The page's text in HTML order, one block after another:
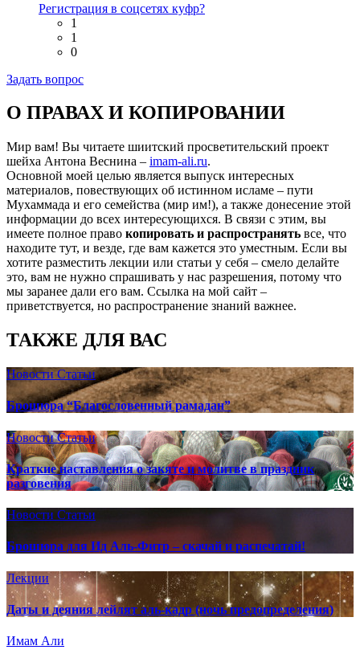
Регистрация в соцсетях куфр?
1
1
0
Задать вопрос
О ПРАВАХ И КОПИРОВАНИИ
Мир вам! Вы читаете шиитский просветительский проект
шейха Антона Веснина – imam-ali.ru.
Основной моей целью является выпуск интересных
материалов, повествующих об истинном исламе – пути
Мухаммада и его семейства (мир им!), а также донесение этой
информации до всех интересующихся. В связи с этим, вы
имеете полное право копировать и распространять все, что
находите тут, и везде, где вам кажется это уместным. Если вы
хотите разместить лекции или статьи у себя – смело делайте
это, вам не нужно спрашивать у нас разрешения, потому что
мы заранее дали его вам. Ссылка на мой сайт –
приветствуется, но распространение знаний важнее.
ТАКЖЕ ДЛЯ ВАС
НовостиСтатьи
Брошюра “Благословенный рамадан”
НовостиСтатьи
Краткие наставления о закяте и молитве в праздник
разговения
Новости Статьи
Брошюра для Ид Аль-Фитр – скачай и распечатай!
Лекции
Даты и деяния лейлят аль-кадр (ночь предопределения)
Имам Али